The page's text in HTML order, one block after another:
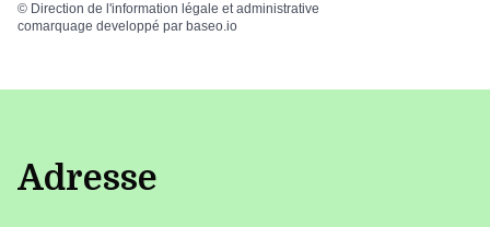
© Direction de l'information légale et administrative
comarquage developpé par baseo.io
Adresse